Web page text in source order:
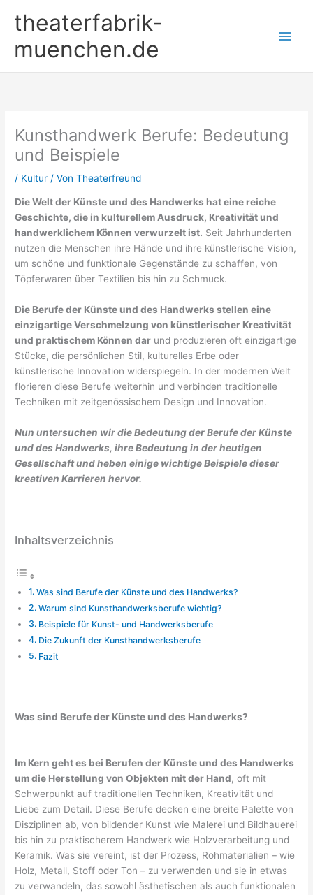
Inhalttheaterfabrik-
muenchen.de
Kunsthandwerk Berufe: Bedeutung
und Beispiele
/ Kultur / VonTheaterfreund
Die Welt der Künste und des Handwerks hat eine reiche
Geschichte, die in kulturellem Ausdruck, Kreativität und
handwerklichem Können verwurzelt ist. Seit Jahrhunderten
nutzen die Menschen ihre Hände und ihre künstlerische Vision,
um schöne und funktionale Gegenstände zu schaffen, von
Töpferwaren über Textilien bis hin zu Schmuck.
Die Berufe der Künste und des Handwerks stellen eine
einzigartige Verschmelzung von künstlerischer Kreativität
und praktischem Können dar und produzieren oft einzigartige
Stücke, die persönlichen Stil, kulturelles Erbe oder
künstlerische Innovation widerspiegeln. In der modernen Welt
florieren diese Berufe weiterhin und verbinden traditionelle
Techniken mit zeitgenössischem Design und Innovation.
Nun untersuchen wir die Bedeutung der Berufe der Künste
und des Handwerks, ihre Bedeutung in der heutigen
Gesellschaft und heben einige wichtige Beispiele dieser
kreativen Karrieren hervor.
Inhaltsverzeichnis
Was sind Berufe der Künste und des Handwerks?
Warum sind Kunsthandwerksberufe wichtig?
Beispiele für Kunst- und Handwerksberufe
Die Zukunft der Kunsthandwerksberufe
Fazit
Was sind Berufe der Künste und des Handwerks?
Im Kern geht es bei Berufen der Künste und des Handwerks
um die Herstellung von Objekten mit der Hand, oft mit
Schwerpunkt auf traditionellen Techniken, Kreativität und
Liebe zum Detail. Diese Berufe decken eine breite Palette von
Disziplinen ab, von bildender Kunst wie Malerei und Bildhauerei
bis hin zu praktischerem Handwerk wie Holzverarbeitung und
Keramik. Was sie vereint, ist der Prozess, Rohmaterialien – wie
Holz, Metall, Stoff oder Ton – zu verwenden und sie in etwas
zu verwandeln, das sowohl ästhetischen als auch funktionalen